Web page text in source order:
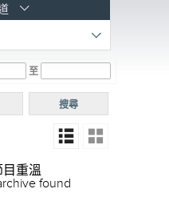
電台
普通
至
搜尋
重溫
found